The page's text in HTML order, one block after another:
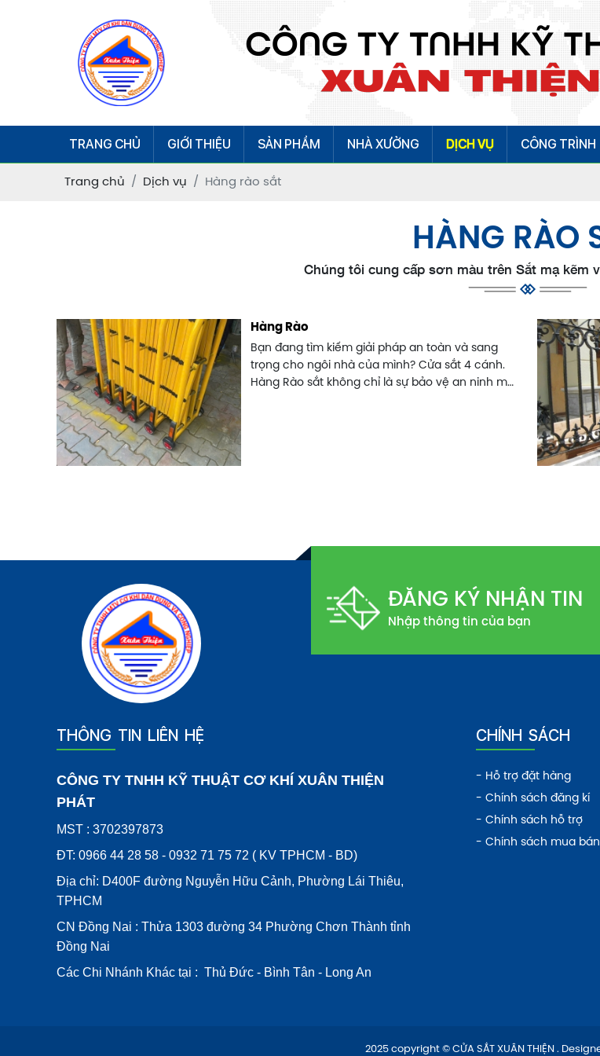
TRANG CHỦ GIỚI THIỆU SẢN PHẨM NHÀ XƯỞNG DỊCH VỤ CÔNG TRÌNH
Trang chủ Dịch vụ Hàng rào sắt
HÀNG RÀO
Chúng tôi cung cấp sơn màu trên Sắt mạ kẽm
Hàng Rào
Bạn đang tìm kiếm giải pháp an toàn và sang
trọng cho ngôi nhà của mình? Cửa sắt 4 cánh.
Hàng Rào sắt không chỉ là sự bảo vệ an ninh mà
ĐĂNG KÝ NHẬN TIN
Nhập thông tin của bạn
THÔNG TIN LIÊN HỆ
CÔNG TY TNHH KỸ THUẬT CƠ KHÍ XUÂN THIỆN
PHÁT
MST : 3702397873
ĐT: 0966 44 28 58 - 0932 71 75 72 ( KV TPHCM - BD)
Địa chỉ: D400F đường Nguyễn Hữu Cảnh, Phường Lái Thiêu,
TPHCM
CN Đồng Nai : Thửa 1303 đường 34 Phường Chơn Thành tỉnh
Đồng Nai
Các Chi Nhánh Khác tại : Thủ Đức - Bình Tân - Long An
CHÍNH SÁCH
- Hỗ trợ đặt hàng
- Chính sách đăng kí
- Chính sách hỗ trợ
- Chính sách mua bán
2025 copyright © CỬA SẮT XUÂN THIỆN .